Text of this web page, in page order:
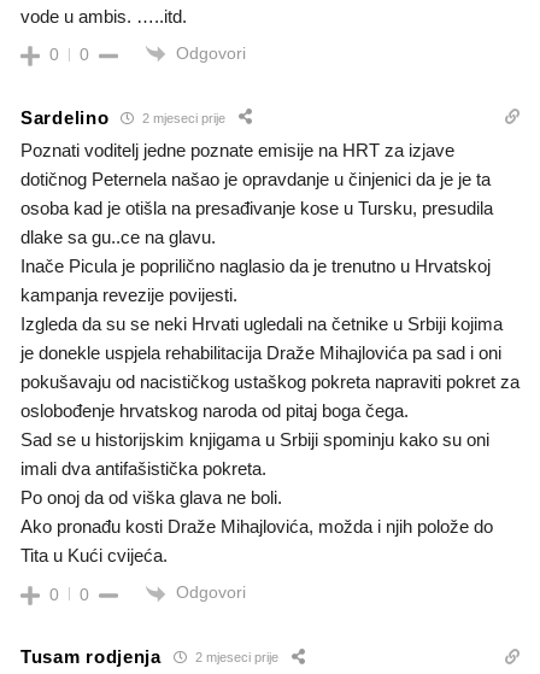
vode u ambis. …..itd.
0 0 Odgovori
Sardelino 2 mjeseci prije
Poznati voditelj jedne poznate emisije na HRT za izjave
dotičnog Peternela našao je opravdanje u činjenici da je je ta
osoba kad je otišla na presađivanje kose u Tursku, presudila
dlake sa gu..ce na glavu.
Inače Picula je poprilično naglasio da je trenutno u Hrvatskoj
kampanja revezije povijesti.
Izgleda da su se neki Hrvati ugledali na četnike u Srbiji kojima
je donekle uspjela rehabilitacija Draže Mihajlovića pa sad i oni
pokušavaju od nacističkog ustaškog pokreta napraviti pokret za
oslobođenje hrvatskog naroda od pitaj boga čega.
Sad se u historijskim knjigama u Srbiji spominju kako su oni
imali dva antifašistička pokreta.
Po onoj da od viška glava ne boli.
Ako pronađu kosti Draže Mihajlovića, možda i njih polože do
Tita u Kući cvijeća.
0 0 Odgovori
Tusam rodjenja 2 mjeseci prije